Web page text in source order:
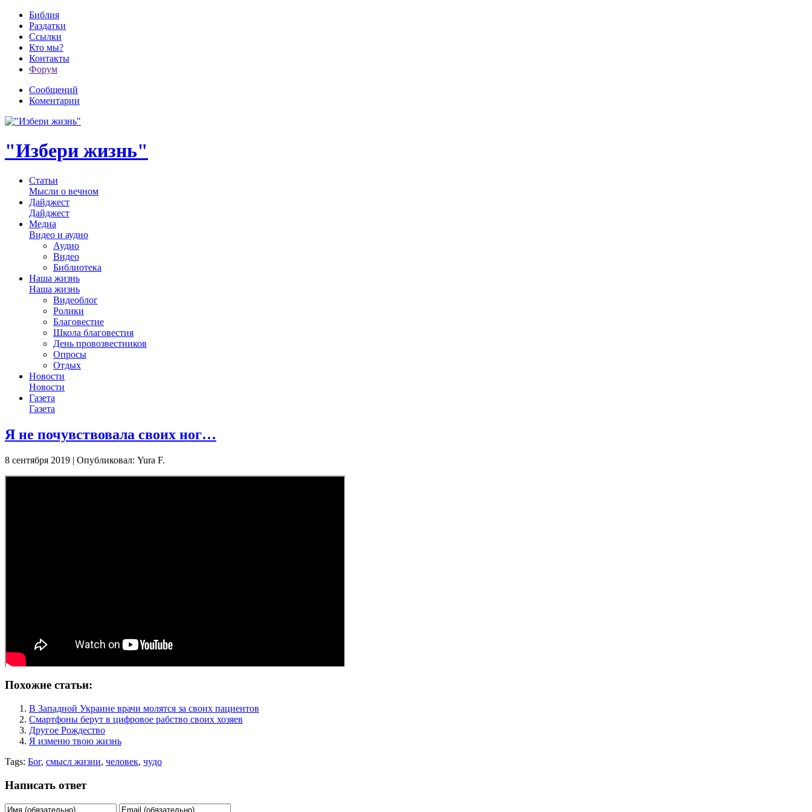
Библия
Раздатки
Ссылки
Кто мы?
Контакты
Форум
Сообщений
Коментарии
"Избери жизнь"
Статьи
Мысли о вечном
Дайджест
Дайджест
Медиа
Видео и аудио
Аудио
Видео
Библиотека
Наша жизнь
Наша жизнь
Видеоблог
Ролики
Благовестие
Школа благовестия
День провозвестников
Опросы
Отдых
Новости
Новости
Газета
Газета
Я не почувствовала своих ног…
8 сентября 2019 | Опубликовал: Yura F.
Похожие статьи:
В Западной Украине врачи молятся за своих пациентов
Смартфоны берут в цифровое рабство своих хозяев
Другое Рождество
Я изменю твою жизнь
Tags: Бог, смысл жизни, человек, чудо
Написать ответ